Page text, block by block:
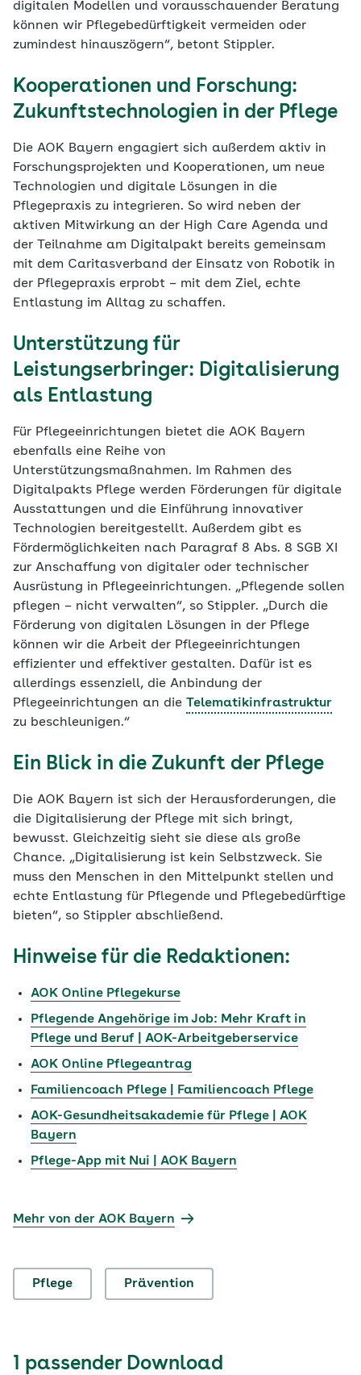
digitalen Modellen und vorausschauender Beratung
können wir Pflegebedürftigkeit vermeiden oder
zumindest hinauszögern“, betont Stippler.
Kooperationen und Forschung:
Zukunftstechnologien in der Pflege
Die AOK Bayern engagiert sich außerdem aktiv in
Forschungsprojekten und Kooperationen, um neue
Technologien und digitale Lösungen in die
Pflegepraxis zu integrieren. So wird neben der
aktiven Mitwirkung an der High Care Agenda und
der Teilnahme am Digitalpakt bereits gemeinsam
mit dem Caritasverband der Einsatz von Robotik in
der Pflegepraxis erprobt – mit dem Ziel, echte
Entlastung im Alltag zu schaffen.
Unterstützung für
Leistungserbringer: Digitalisierung
als Entlastung
Für Pflegeeinrichtungen bietet die AOK Bayern
ebenfalls eine Reihe von
Unterstützungsmaßnahmen. Im Rahmen des
Digitalpakts Pflege werden Förderungen für digitale
Ausstattungen und die Einführung innovativer
Technologien bereitgestellt. Außerdem gibt es
Fördermöglichkeiten nach Paragraf 8 Abs. 8 SGB XI
zur Anschaffung von digitaler oder technischer
Ausrüstung in Pflegeeinrichtungen. „Pflegende sollen
pflegen – nicht verwalten“, so Stippler. „Durch die
Förderung von digitalen Lösungen in der Pflege
können wir die Arbeit der Pflegeeinrichtungen
effizienter und effektiver gestalten. Dafür ist es
allerdings essenziell, die Anbindung der
Pflegeeinrichtungen an die Telematikinfrastruktur
zu beschleunigen.“
Ein Blick in die Zukunft der Pflege
Die AOK Bayern ist sich der Herausforderungen, die
die Digitalisierung der Pflege mit sich bringt,
bewusst. Gleichzeitig sieht sie diese als große
Chance. „Digitalisierung ist kein Selbstzweck. Sie
muss den Menschen in den Mittelpunkt stellen und
echte Entlastung für Pflegende und Pflegebedürftige
bieten“, so Stippler abschließend.
Hinweise für die Redaktionen:
AOK Online Pflegekurse
Pflegende Angehörige im Job: Mehr Kraft in
Pflege und Beruf | AOK-Arbeitgeberservice
AOK Online Pflegeantrag
Familiencoach Pflege | Familiencoach Pflege
AOK-Gesundheitsakademie für Pflege | AOK
Bayern
Pflege-App mit Nui | AOK Bayern
Mehr von der AOK Bayern
Pflege Prävention
1 passender Download